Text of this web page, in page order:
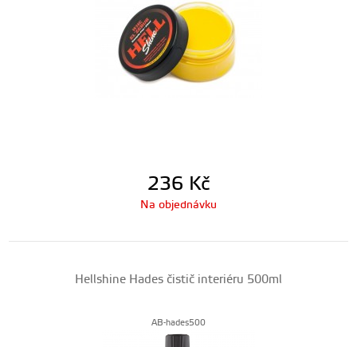
236 Kč
Na objednávku
Hellshine Hades čistič interiéru 500ml
AB-hades500